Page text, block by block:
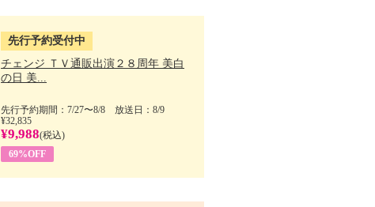
先行予約受付中
チェンジ ＴＶ通販出演２８周年 美白
の日 美...
先行予約期間：7/27〜8/8 放送日：8/9
¥32,835
¥9,988(税込)
69%OFF